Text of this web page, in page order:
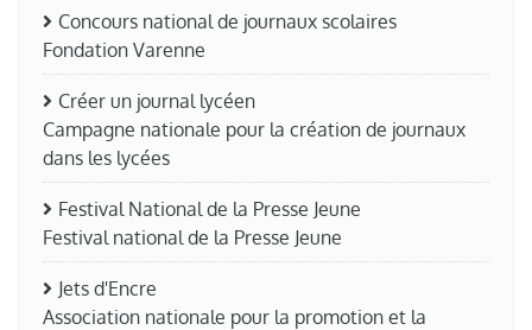
Concours national de journaux scolaires
Fondation Varenne
Créer un journal lycéen
Campagne nationale pour la création de journaux
dans les lycées
Festival National de la Presse Jeune
Festival national de la Presse Jeune
Jets d'Encre
Association nationale pour la promotion et la